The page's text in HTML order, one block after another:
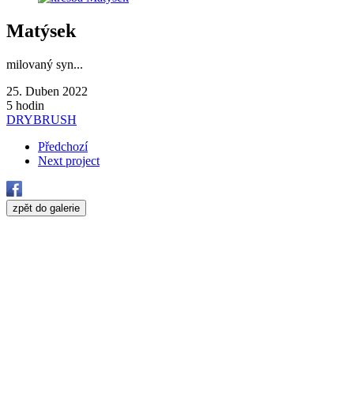
Matýsek
milovaný syn...
25. Duben 2022
5 hodin
DRYBRUSH
Předchozí
Next project